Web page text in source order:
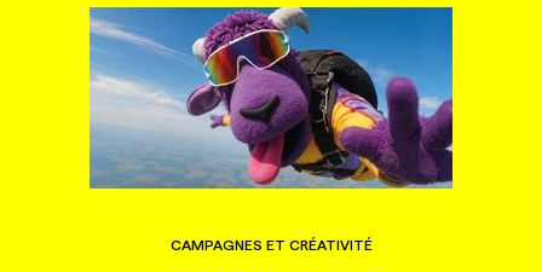
CAMPAGNES ET CRÉATIVITÉ